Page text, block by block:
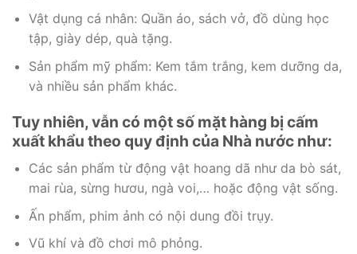
Vật dụng cá nhân: Quần áo, sách vở, đồ dùng học
tập, giày dép, quà tặng.
Sản phẩm mỹ phẩm: Kem tắm trắng, kem dưỡng da,
và nhiều sản phẩm khác.
Tuy nhiên, vẫn có một số mặt hàng bị cấm
xuất khẩu theo quy định của Nhà nước như:
Các sản phẩm từ động vật hoang dã như da bò sát,
mai rùa, sừng hươu, ngà voi,… hoặc động vật sống.
Ấn phẩm, phim ảnh có nội dung đồi trụy.
Vũ khí và đồ chơi mô phỏng.